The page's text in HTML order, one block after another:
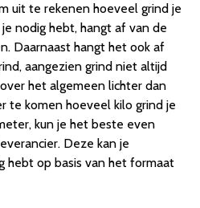
uit te rekenen hoeveel grind je
nodig hebt, hangt af van de
Daarnaast hangt het ook af
aangezien grind niet altijd
het algemeen lichter dan
te komen hoeveel kilo grind je
kun je het beste even
Deze kan je
hebt op basis van het formaat